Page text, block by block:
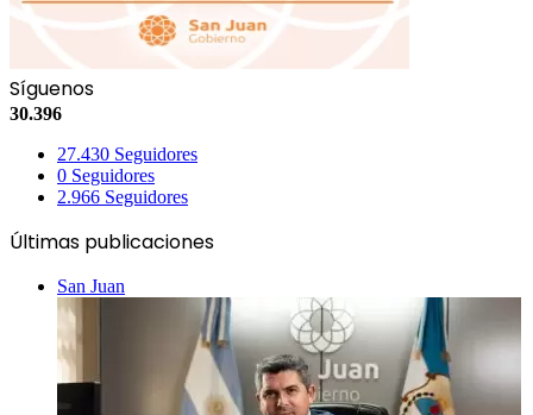
Síguenos
30.396
27.430 Seguidores
0 Seguidores
2.966 Seguidores
Últimas publicaciones
San Juan